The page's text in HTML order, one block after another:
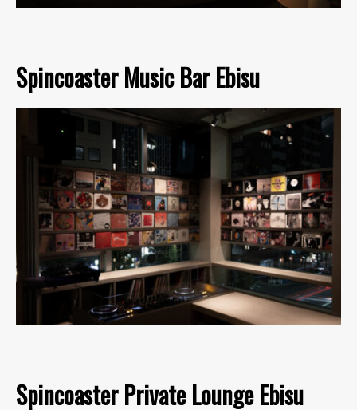
Spincoaster Music Bar Ebisu
Spincoaster Private Lounge Ebisu